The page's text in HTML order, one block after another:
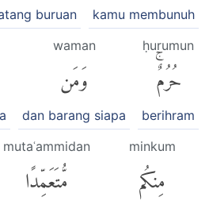
kamu membunuh
buruan
ḥurumun
حُرُمٌۚ
berihram
waman
وَمَن
dan barang siapa
minkum
مِنكُم
mutaʿammidan
مُّتَعَمِّدًا